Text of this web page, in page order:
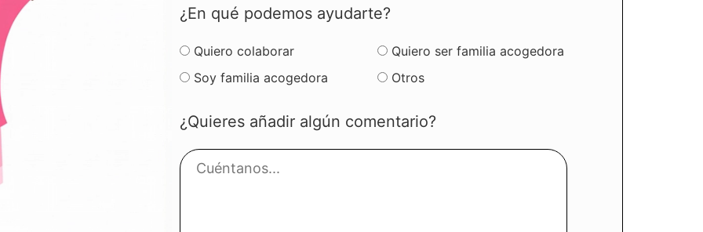
¿En qué podemos ayudarte?
Quiero colaborar
Quiero ser familia acogedora
Soy familia acogedora
Otros
¿Quieres añadir algún comentario?